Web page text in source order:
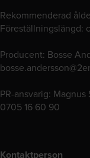
Rekommenderad
Föreställningslängd:
Producent: Bosse
PR-ansvarig: Magnus
0705 16 60 90
Kontaktperson